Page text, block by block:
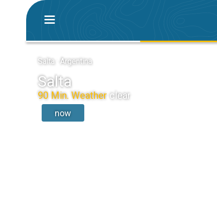
Salta · Argentina
Salta
90 Min. Weather clear
now